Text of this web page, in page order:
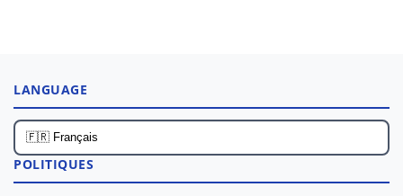
LANGUAGE
POLITIQUES